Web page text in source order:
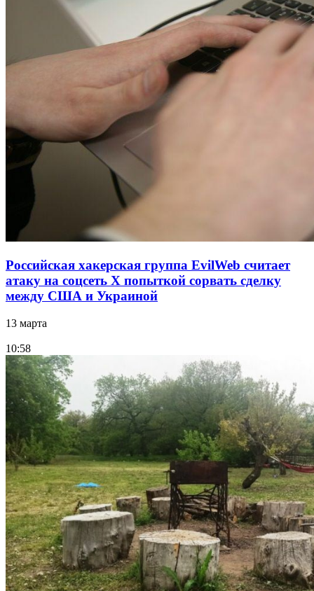
Российская хакерская группа EvilWeb считает
атаку на соцсеть Х попыткой сорвать сделку
между США и Украиной
13 марта
10:58